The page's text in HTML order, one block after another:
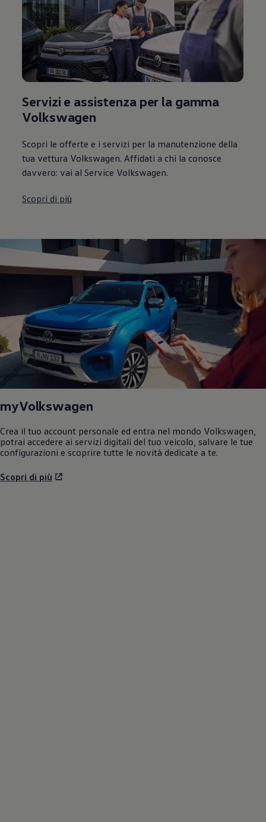
Servizi e assistenza per la gamma
Volkswagen
Scopri le offerte e i servizi per la manutenzione della
tua vettura Volkswagen. Affidati a chi la conosce
davvero: vai al Service Volkswagen.
Scopri di più
myVolkswagen
Crea il tuo account personale ed entra nel mondo Volkswagen
potrai accedere ai servizi digitali del tuo veicolo, salvare le tue
configurazioni e scoprire tutte le novità dedicate a te.
Scopri di più